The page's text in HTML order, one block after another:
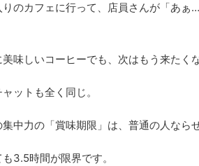
りのカフェに行って、店員さんが「あ
美味しいコーヒーでも、次はもう来たく
ットも全く同じ。
中力の「賞味期限」は、普通の人なら
3.5時間が限界です。